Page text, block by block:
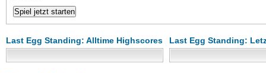
Last Egg Standing: Alltime Highscores Last Egg Standing: